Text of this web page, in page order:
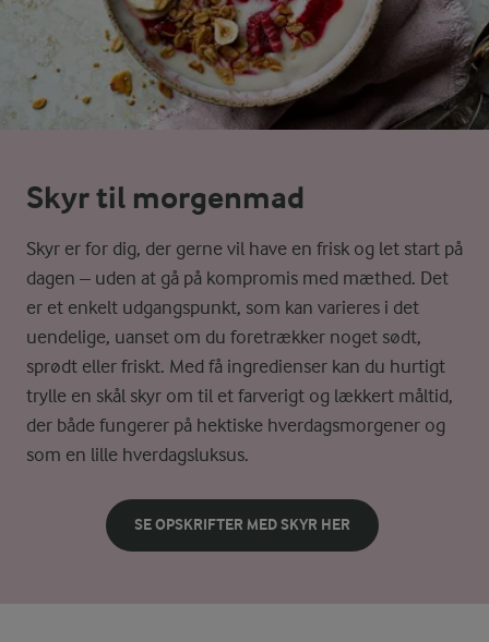
Skyr til morgenmad
Skyr er for dig, der gerne vil have en frisk og let start på
dagen – uden at gå på kompromis med mæthed. Det
er et enkelt udgangspunkt, som kan varieres i det
uendelige, uanset om du foretrækker noget sødt,
sprødt eller friskt. Med få ingredienser kan du hurtigt
trylle en skål skyr om til et farverigt og lækkert måltid,
der både fungerer på hektiske hverdagsmorgener og
som en lille hverdagsluksus.
SE OPSKRIFTER MED SKYR HER